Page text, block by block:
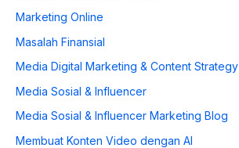
Marketing Online
Masalah Finansial
Media Digital Marketing & Content Strategy
Media Sosial & Influencer
Media Sosial & Influencer Marketing Blog
Membuat Konten Video dengan AI